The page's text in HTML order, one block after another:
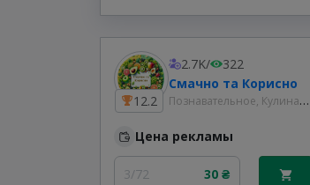
12.2
2.7K/
322
Смачно та Корисно
Познавательное, Кулинария
Цена рекламы
3/72 30 ₴